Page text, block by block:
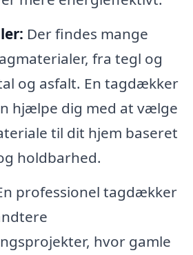
Der findes mange
fra tegl og
og asfalt. En tagdækker
hjælpe dig med at vælge
til dit hjem baseret
holdbarhed.
professionel tagdækker
hvor gamle